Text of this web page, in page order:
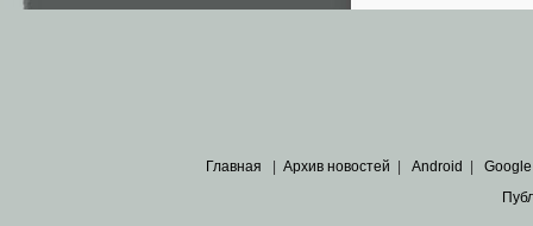
Главная Архив новостей Android Google